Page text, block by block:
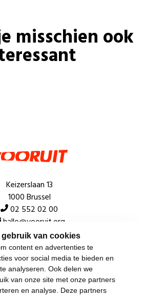
gebruik van cookies
content en advertenties te
voor social media te bieden en
analyseren. Ook delen we
van onze site met onze partners
en analyse. Deze partners
misschien ook
Keizerslaan 13
1000 Brussel
02 552 02 00
hallo@vooruit.org
Snel
de beweging